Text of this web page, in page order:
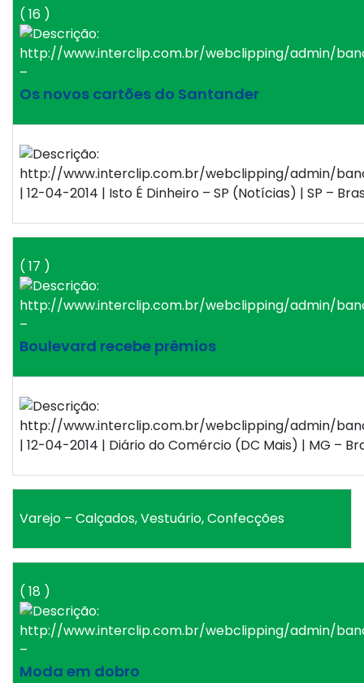
( 16 )
–
Os novos cartões do Santander
| 12-04-2014 | Isto É Dinheiro – SP (Notícias) | SP –
( 17 )
–
Boulevard recebe prêmios
| 12-04-2014 | Diário do Comércio (DC Mais) | MG –
Varejo – Calçados, Vestuário, Confecções
( 18 )
–
Moda em dobro